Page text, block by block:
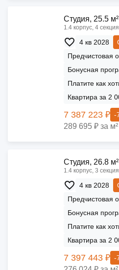
Cтудия, 25.5 м²
1.4 корпус, 4
4 кв 2028
Предчистовая
Бонусная
Платите как
Квартира за 2
7 387 223 ₽ -
289 695 ₽ за м²
Cтудия, 26.8 м²
1.4 корпус, 3
4 кв 2028
Предчистовая
Бонусная
Платите как
Квартира за 2
7 397 443 ₽ -